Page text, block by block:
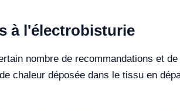
à l'électrobisturie
nombre de recommandations et
chaleur déposée dans le tissu en